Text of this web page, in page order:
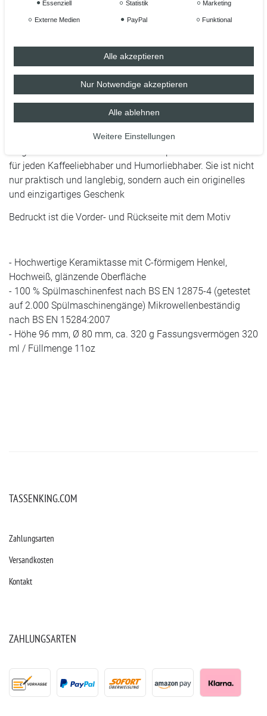
dieser Tasse ein Kinderspiel und sie kann problemlos in der
Mikrowelle verwendet werden.
die wichtigste Mahlzeit des Tages" macht diese Tasse zu
unterwegs, mit dieser Kaffeetasse haben Sie immer einen
Grund zum Lachen. Sie passt perfekt zu jeder Einrichtung
und ist ein tolles Accessoire für die Kaffeepause oder den
für jeden Kaffeeliebhaber und Humorliebhaber. Sie ist nicht
nur praktisch und langlebig, sondern auch ein originelles
und einzigartiges Geschenk
Bedruckt ist die Vorder- und Rückseite mit dem Motiv
- Hochwertige Keramiktasse mit C-förmigem Henkel,
Hochweiß, glänzende Oberfläche
- 100 % Spülmaschinenfest nach BS EN 12875-4 (getestet
auf 2.000 Spülmaschinengänge) Mikrowellenbeständig
nach BS EN 15284:2007
- Höhe 96 mm, Ø 80 mm, ca. 320 g Fassungsvermögen 320
ml / Füllmenge 11oz
TASSENKING.COM
Zahlungsarten
Versandkosten
Kontakt
ZAHLUNGSARTEN
Essenziell Statistik Marketing
Externe Medien PayPal Funktional
Alle akzeptieren
Nur Notwendige akzeptieren
Alle ablehnen
Weitere Einstellungen